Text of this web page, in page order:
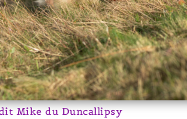
Mike du Duncallipsy